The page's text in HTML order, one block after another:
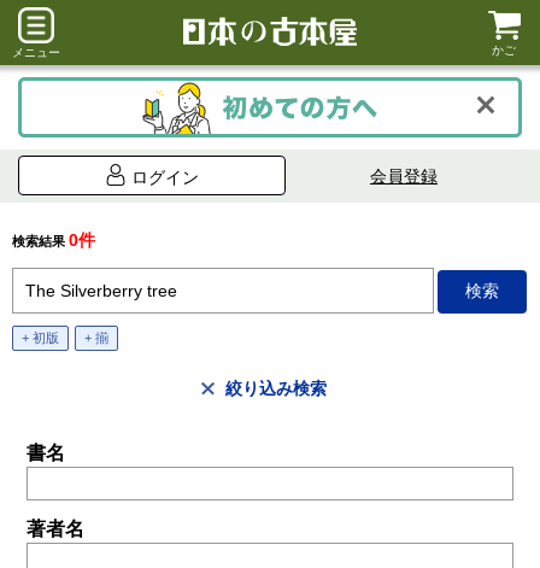
メニュー かご
ログイン 会員登録
検索結果 0件
+ 初版 + 揃
絞り込み検索
書名
著者名